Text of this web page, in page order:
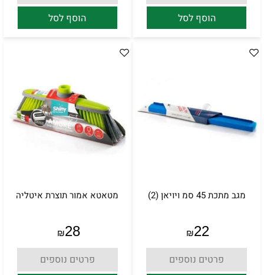
הוסף לסל
הוסף לסל
מגב מתכת 45 סמ ויויאן (2)
₪22
פרטים נוספים
מטאטא אמור תוצרת איטליה
₪28
פרטים נוספים